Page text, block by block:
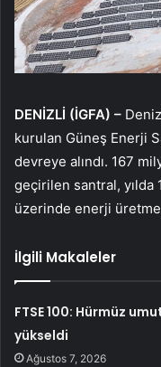
DENİZLİ (İGFA) –
kurulan Güneş Enerji
devreye alındı. 167
geçirilen santral, yılda
üzerinde enerji
İlgili Makaleler
FTSE 100: Hürmüz
yükseldi
Ağustos 7, 2026